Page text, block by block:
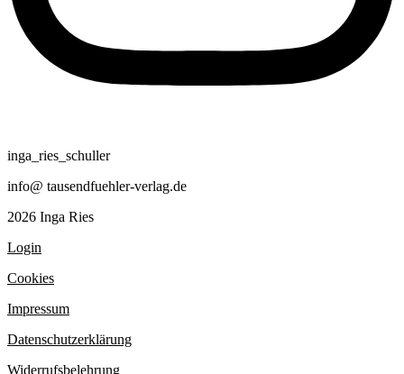
inga_ries_schuller
info@ tausendfuehler-verlag.de
2026 Inga Ries
Login
Cookies
Impressum
Datenschutzerklärung
Widerrufsbelehrung